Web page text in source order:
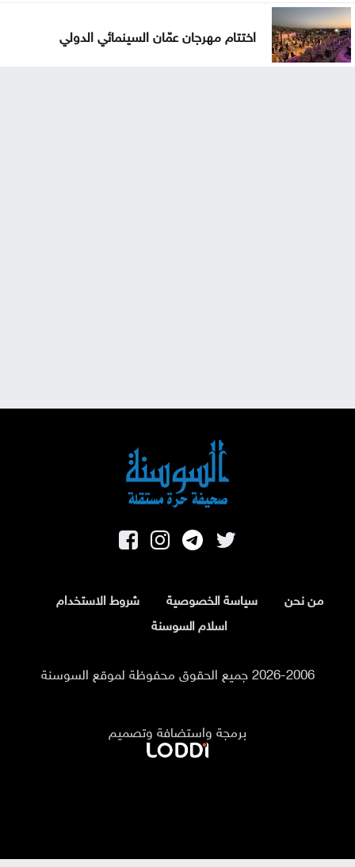
اختتام مهرجان عمّان السينمائي الدولي
من نحن سياسة الخصوصية
شروط الاستخدام
اسلام السوسنة
2026-2006 جميع الحقوق محفوظة لموقع السوسنة
برمجة واستضافة وتصميم